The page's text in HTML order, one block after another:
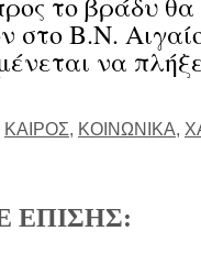
στο Β.Ν.
να
ΚΑΙΡΟΣ, ΚΟΙΝΩΝΙΚΑ,
ΕΠΙΣΗΣ: